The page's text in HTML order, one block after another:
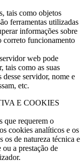
tais como objetos
ferramentas utilizadas
informações sobre
correto funcionamento
web pode
tais como as suas
desse servidor, nome e
etc.
E COOKIES
que requerem o
cookies analíticos e os
de natureza técnica e
a prestação de